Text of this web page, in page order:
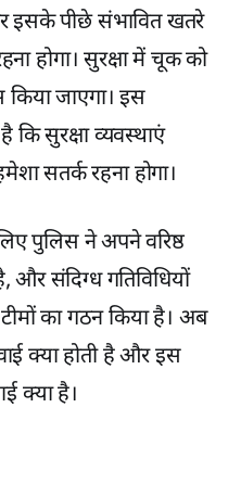
इसके पीछे संभावित खतरे
होगा। सुरक्षा में चूक को
जाएगा। इस
कि सुरक्षा व्यवस्थाएं
सतर्क रहना होगा।
पुलिस ने अपने वरिष्ठ
और संदिग्ध गतिविधियों
का गठन किया है। अब
क्या होती है और इस
क्या है।